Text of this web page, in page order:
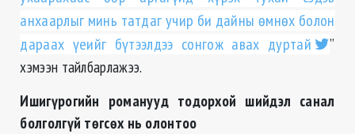
анхаарлыг минь татдаг учир би дайны өмнөх болон
дараах үеийг бүтээлдээ сонгож авах дуртай
”
хэмээн тайлбарлажээ.
Ишигүрогийн романууд тодорхой шийдэл санал
болголгүй төгсөх нь олонтоо